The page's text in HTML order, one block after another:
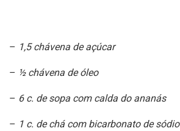
– 1,5 chávena de açúcar
– ½ chávena de óleo
– 6 c. de sopa com calda do ananás
– 1 c. de chá com bicarbonato de sódio